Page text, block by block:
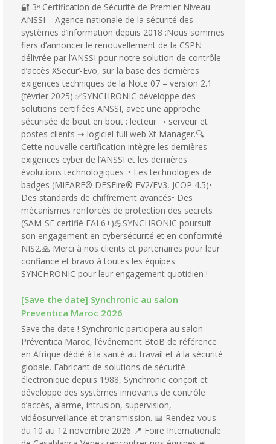
🔐 3ᵉ Certification de Sécurité de Premier Niveau
ANSSI – Agence nationale de la sécurité des
systèmes d’information depuis 2018 :Nous sommes
fiers d’annoncer le renouvellement de la CSPN
délivrée par l’ANSSI pour notre solution de contrôle
d’accès XSecur’-Evo, sur la base des dernières
exigences techniques de la Note 07 – version 2.1
(février 2025).✅SYNCHRONIC développe des
solutions certifiées ANSSI, avec une approche
sécurisée de bout en bout : lecteur ➝ serveur et
postes clients ➝ logiciel full web Xt Manager.🔍
Cette nouvelle certification intègre les dernières
exigences cyber de l’ANSSI et les dernières
évolutions technologiques :• Les technologies de
badges (MIFARE® DESFire® EV2/EV3, JCOP 4.5)•
Des standards de chiffrement avancés• Des
mécanismes renforcés de protection des secrets
(SAM-SE certifié EAL6+)💪SYNCHRONIC poursuit
son engagement en cybersécurité et en conformité
NIS2.🙏 Merci à nos clients et partenaires pour leur
confiance et bravo à toutes les équipes
SYNCHRONIC pour leur engagement quotidien !
[Save the date] Synchronic au salon
Preventica Maroc 2026
Save the date ! Synchronic participera au salon
Préventica Maroc, l’événement BtoB de référence
en Afrique dédié à la santé au travail et à la sécurité
globale. Fabricant de solutions de sécurité
électronique depuis 1988, Synchronic conçoit et
développe des systèmes innovants de contrôle
d’accès, alarme, intrusion, supervision,
vidéosurveillance et transmission. 📅 Rendez-vous
du 10 au 12 novembre 2026 📍 Foire Internationale